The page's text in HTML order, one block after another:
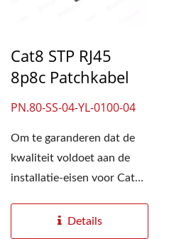
Cat8 STP RJ45
8p8c Patchkabel
PN.80-SS-04-YL-0100-04
Om te garanderen dat de
kwaliteit voldoet aan de
installatie-eisen voor Cat8-
Details